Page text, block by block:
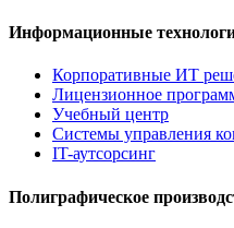
Информационные
Корпоративные ИТ
Лицензионное
Учебный центр
Системы управления
IT-аутсорсинг
Полиграфическое